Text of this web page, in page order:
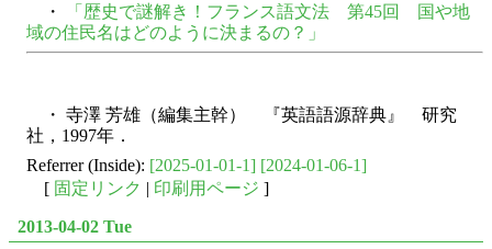
・
「歴史で謎解き！フランス語文法 第45回 国や地
域の住民名はどのように決まるの？」
・ 寺澤 芳雄（編集主幹） 『英語語源辞典』 研究
社，1997年．
Referrer (Inside): [2025-01-01-1] [2024-01-06-1]
[ 固定リンク | 印刷用ページ ]
2013-04-02 Tue